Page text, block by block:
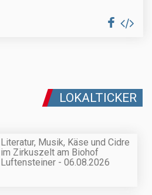
LOKALTICKER
Literatur, Musik, Käse und Cidre
im Zirkuszelt am Biohof
Luftensteiner - 06.08.2026